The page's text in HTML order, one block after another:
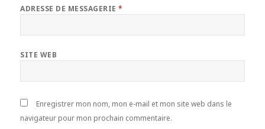
ADRESSE DE MESSAGERIE*
SITE WEB
Enregistrer mon nom, mon e-mail et mon site web dans le
navigateur pour mon prochain commentaire.